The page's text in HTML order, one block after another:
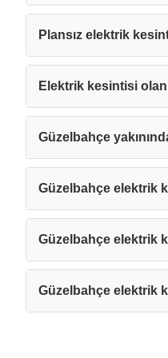
Plansız elektrik
Elektrik kesintisi
Güzelbahçe
Güzelbahçe elektrik
Güzelbahçe elektrik
Güzelbahçe elektrik